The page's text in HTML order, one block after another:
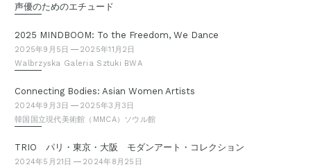
声優のためのエチュード
2025 MINDBOOM: To the Freedom, We Dance
2025年9月5日
2025年11月2日
Walbrzyska Galeria Sztuki BWA
Connecting Bodies: Asian Women Artists
2024年9月3日
2025年3月3日
韓国国立現代美術館（MMCA）ソウル館
TRIO パリ・東京・大阪 モダンアート・コレクション
2024年5月21日
2024年8月25日